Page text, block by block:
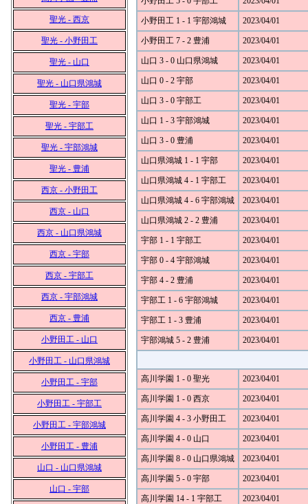
聖光 - 西京
聖光 - 小野田工
聖光 - 山口
聖光 - 山口県鴻城
聖光 - 宇部
聖光 - 宇部工
聖光 - 宇部鴻城
聖光 - 豊浦
西京 - 小野田工
西京 - 山口
西京 - 山口県鴻城
西京 - 宇部
西京 - 宇部工
西京 - 宇部鴻城
西京 - 豊浦
小野田工 - 山口
小野田工 - 山口県鴻城
小野田工 - 宇部
小野田工 - 宇部工
小野田工 - 宇部鴻城
小野田工 - 豊浦
山口 - 山口県鴻城
山口 - 宇部
小野田工 1 - 1 宇部鴻城 2023/04/01
小野田工 7 - 2 豊浦 2023/04/01
山口 3 - 0 山口県鴻城 2023/04/01
山口 0 - 2 宇部 2023/04/01
山口 3 - 0 宇部工 2023/04/01
山口 1 - 3 宇部鴻城 2023/04/01
山口 3 - 0 豊浦 2023/04/01
山口県鴻城 1 - 1 宇部 2023/04/01
山口県鴻城 4 - 1 宇部工 2023/04/01
山口県鴻城 4 - 6 宇部鴻城 2023/04/01
山口県鴻城 2 - 2 豊浦 2023/04/01
宇部 1 - 1 宇部工 2023/04/01
宇部 0 - 4 宇部鴻城 2023/04/01
宇部 4 - 2 豊浦 2023/04/01
宇部工 1 - 6 宇部鴻城 2023/04/01
宇部工 1 - 3 豊浦 2023/04/01
宇部鴻城 5 - 2 豊浦 2023/04/01
高川学園 1 - 0 聖光 2023/04/01
高川学園 1 - 0 西京 2023/04/01
高川学園 4 - 3 小野田工 2023/04/01
高川学園 4 - 0 山口 2023/04/01
高川学園 8 - 0 山口県鴻城 2023/04/01
高川学園 5 - 0 宇部 2023/04/01
高川学園 14 - 1 宇部工 2023/04/01